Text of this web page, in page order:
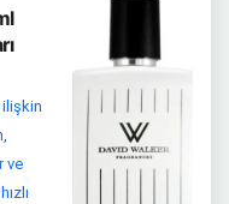
ilişkin
ve